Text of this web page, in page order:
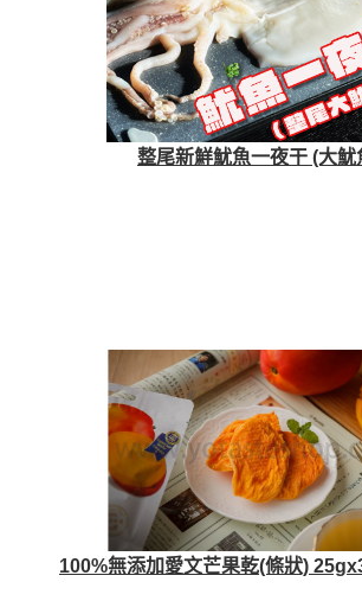
整尾新鮮魷魚一夜干 (大魷
100%無添加愛文芒果乾(條狀)